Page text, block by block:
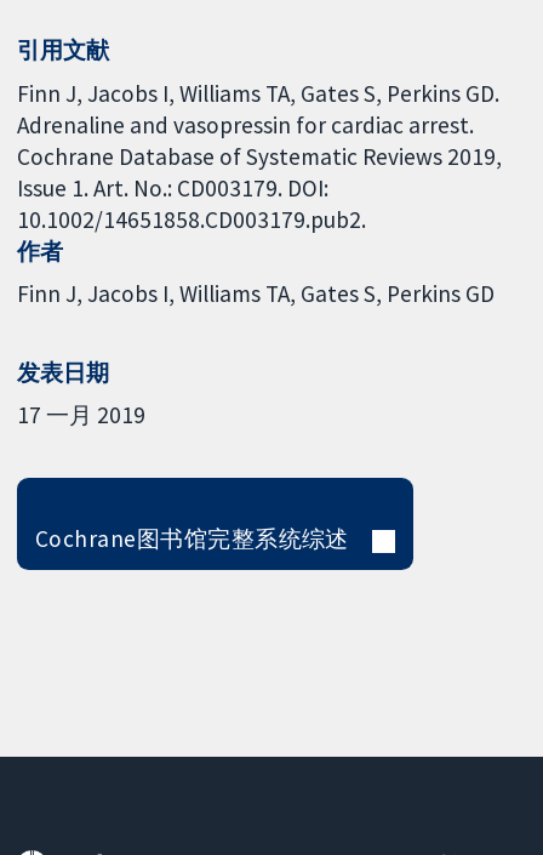
引用文献
Finn J, Jacobs I, Williams TA, Gates S, Perkins GD.
Adrenaline and vasopressin for cardiac arrest.
Cochrane Database of Systematic Reviews 2019,
Issue 1. Art. No.: CD003179. DOI:
10.1002/14651858.CD003179.pub2.
作者
Finn J Jacobs I Williams TA Gates S Perkins GD
发表日期
17 一月 2019
Cochrane图书馆完整系统综述